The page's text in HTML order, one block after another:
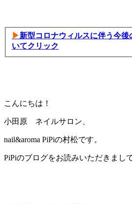
▶新型コロナウィルスに伴う今
いてクリック
こんにちは！
小田原 ネイルサロン、
nail&aroma PiPiの村松です。
PiPiのブログをお読みいただきまし